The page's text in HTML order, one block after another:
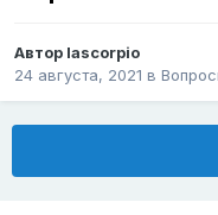
Автор lascorpio
24 августа, 2021 в